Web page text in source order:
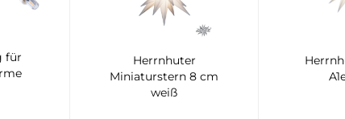
für
Herrnhuter
Miniaturstern 8 cm
weiß